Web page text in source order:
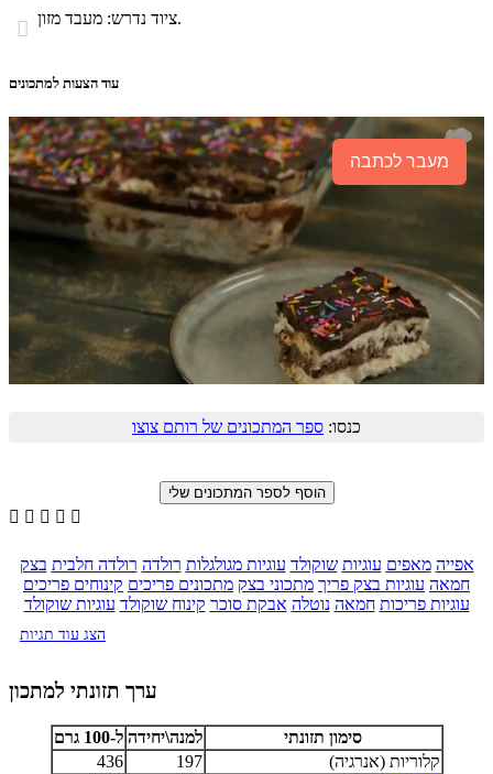
 ציוד נדרש: מעבד מזון.
עוד הצעות למתכונים
מעבר לכתבה
כנסו: ספר המתכונים של רותם צוצו
    
אפייה מאפים עוגיות שוקולד עוגיות מגולגלות רולדה רולדה חלבית בצק
חמאה עוגיות בצק פריך מתכוני בצק מתכונים פריכים קינוחים פריכים
עוגיות פריכות חמאה נוטלה אבקת סוכר קינוח שוקולד עוגיות שוקולד
הצג עוד תגיות
ערך תזונתי למתכון
סימון תזונתי למנה\יחידה ל-100 גרם
קלוריות (אנרגיה)
197
436